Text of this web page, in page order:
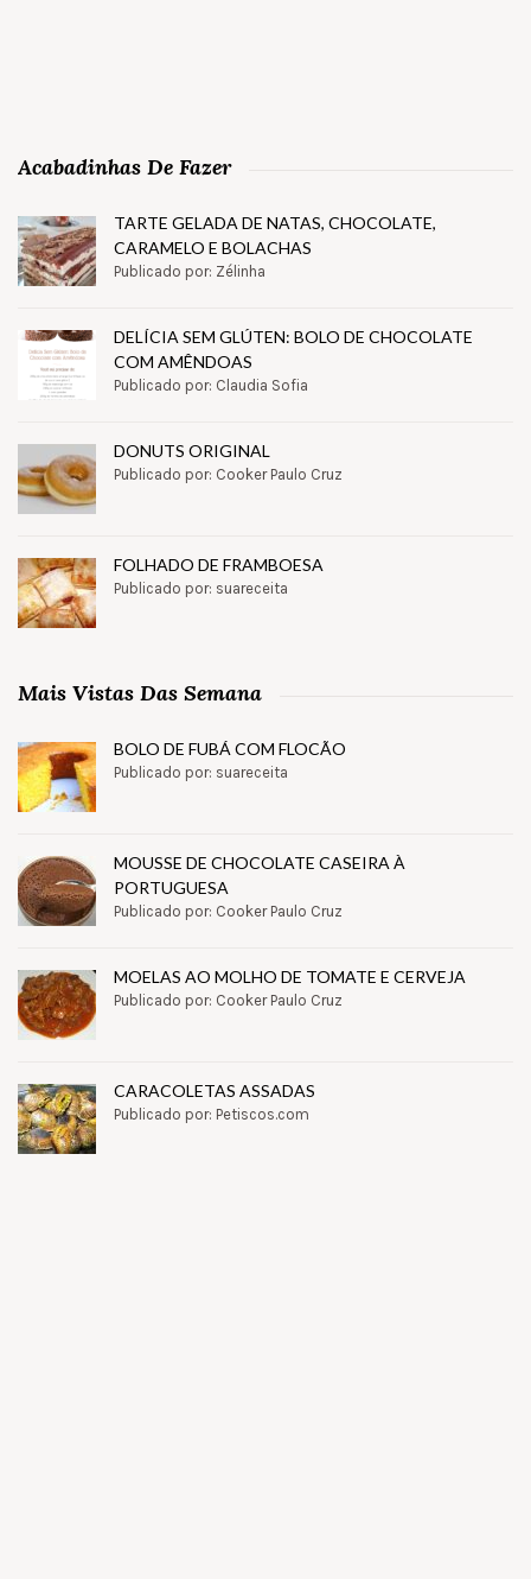
Acabadinhas De Fazer
TARTE GELADA DE NATAS, CHOCOLATE,
CARAMELO E BOLACHAS
Publicado por: Zélinha
DELÍCIA SEM GLÚTEN: BOLO DE CHOCOLATE
COM AMÊNDOAS
Publicado por: Claudia Sofia
DONUTS ORIGINAL
Publicado por: Cooker Paulo Cruz
FOLHADO DE FRAMBOESA
Publicado por: suareceita
Mais Vistas Das Semana
BOLO DE FUBÁ COM FLOCÃO
Publicado por: suareceita
MOUSSE DE CHOCOLATE CASEIRA À
PORTUGUESA
Publicado por: Cooker Paulo Cruz
MOELAS AO MOLHO DE TOMATE E CERVEJA
Publicado por: Cooker Paulo Cruz
CARACOLETAS ASSADAS
Publicado por: Petiscos.com